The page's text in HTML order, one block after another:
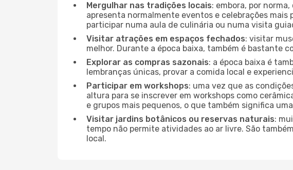
Mergulhar nas tradições locais: embora, por
apresenta normalmente eventos e celebrações
participar numa aula de culinária ou numa visita
Visitar atrações em espaços fechados: visitar
melhor. Durante a época baixa, também é bastante
Explorar as compras sazonais: a época baixa é
lembranças únicas, provar a comida local e
Participar em workshops: uma vez que as
altura para se inscrever em workshops como
e grupos mais pequenos, o que também significa
Visitar jardins botânicos ou reservas naturais:
tempo não permite atividades ao ar livre. São
local.